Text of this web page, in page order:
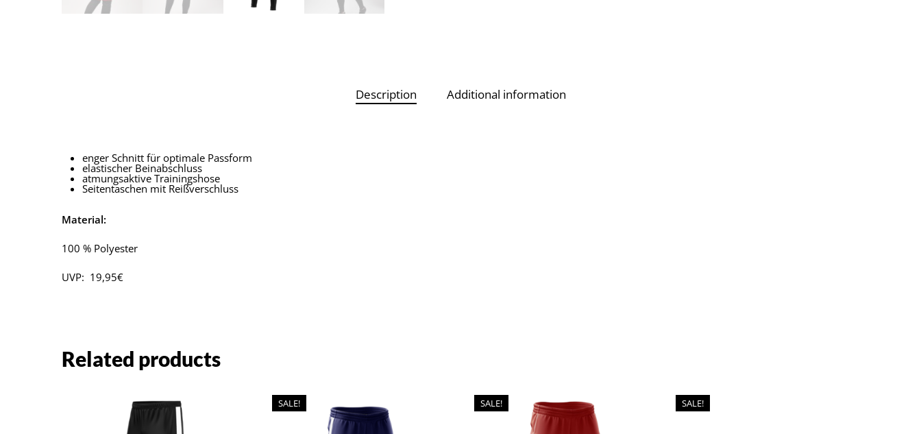
Description Additional information
enger Schnitt für optimale Passform
elastischer Beinabschluss
atmungsaktive Trainingshose
Seitentaschen mit Reißverschluss
Material:
100 % Polyester
UVP: 19,95€
Related products
SALE! SALE! SALE!